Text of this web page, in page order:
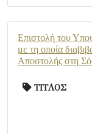
Επιστολή του
με τη οποία
Αποστολής στη
ΤΙΤΛΟΣ